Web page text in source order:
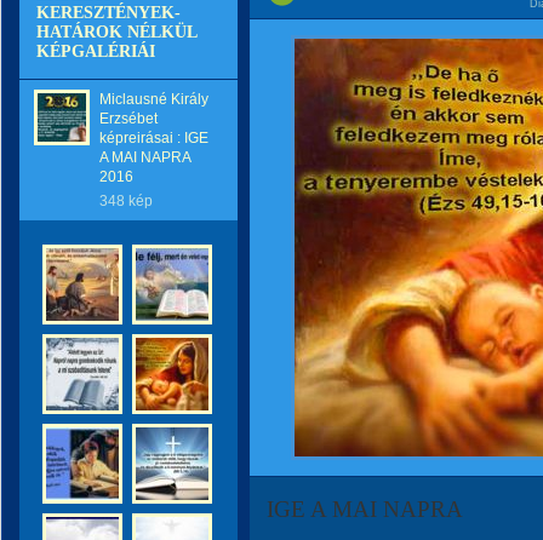
KERESZTÉNYEK-
HATÁROK NÉLKÜL
KÉPGALÉRIÁI
Miclausné Király
Erzsébet
képreirásai : IGE
A MAI NAPRA
2016
348 kép
IGE A MAI NAPRA